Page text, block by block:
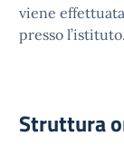
viene
presso l’istituto.
Struttura